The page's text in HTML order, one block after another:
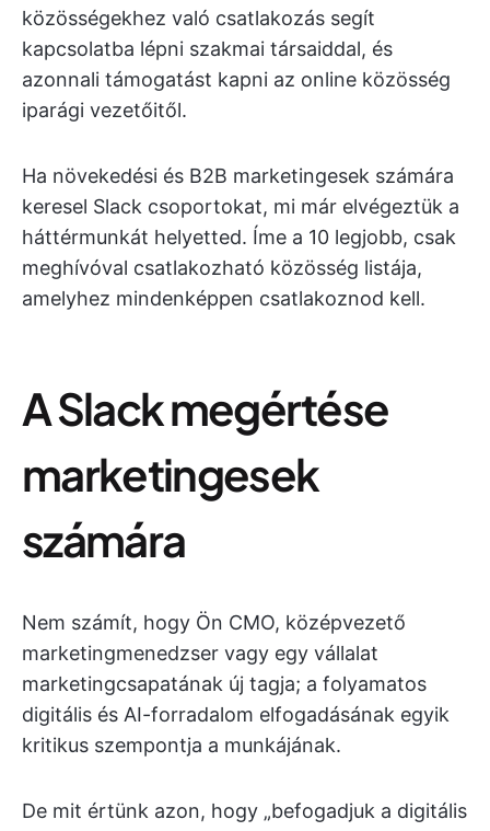
közösségekhez való csatlakozás segít
kapcsolatba lépni szakmai társaiddal, és
azonnali támogatást kapni az online közösség
iparági vezetőitől.
Ha növekedési és B2B marketingesek számára
keresel Slack csoportokat, mi már elvégeztük a
háttérmunkát helyetted. Íme a 10 legjobb, csak
meghívóval csatlakozható közösség listája,
amelyhez mindenképpen csatlakoznod kell.
A Slack megértése
marketingesek
számára
Nem számít, hogy Ön CMO, középvezető
marketingmenedzser vagy egy vállalat
marketingcsapatának új tagja; a folyamatos
digitális és AI-forradalom elfogadásának egyik
kritikus szempontja a munkájának.
De mit értünk azon, hogy „befogadjuk a digitális